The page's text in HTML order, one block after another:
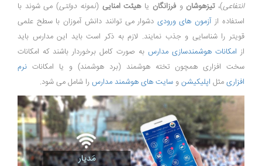
انتفاعی)،تیزهوشانوفرزانگان یاهیئت امنایی (نمونه دولتی) می شوند با
استفاده ازآزمون های ورودی دشوار می توانند دانش آموزان با سطح علمی
قویتر را شناسایی و جذب نمایند. لازم به ذکر است باید این مدارس باید
از امکانات هوشمندسازی مدارس به صورت کامل برخوردار باشند که امکانات
سخت افزاری همچون تخته هوشمند (برد هوشمند) و یا امکانات نرم
افزاری مثل اپلیکیشن و سایت های هوشمند مدارس را شامل می شود.